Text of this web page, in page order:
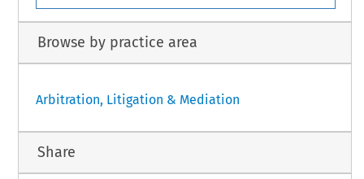
Browse by practice area
Arbitration, Litigation & Mediation
Share